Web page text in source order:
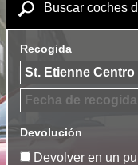
Buscar coches
Recogida
Devolución
Devolver en un